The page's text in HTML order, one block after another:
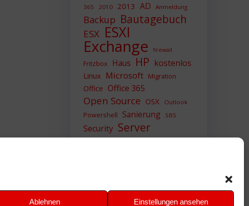
Ablehnen Einstellungen ansehen
365 2010 2013 AD Anmeldung
Backup Bautagebuch
ESX ESXI
Exchange firewall
Fritzbox Haus HP kostenlos
Linux Microsoft Migration
Office Office 365
Open Source OSX Outlook
Powershell Sanierung SBS
Security Server
Sicherheit SIEM
VMWare VPN WAZUH